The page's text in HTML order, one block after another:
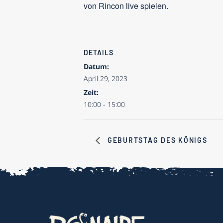
von Rincon live spielen.
DETAILS
Datum:
April 29, 2023
Zeit:
10:00 - 15:00
GEBURTSTAG DES KÖNIGS